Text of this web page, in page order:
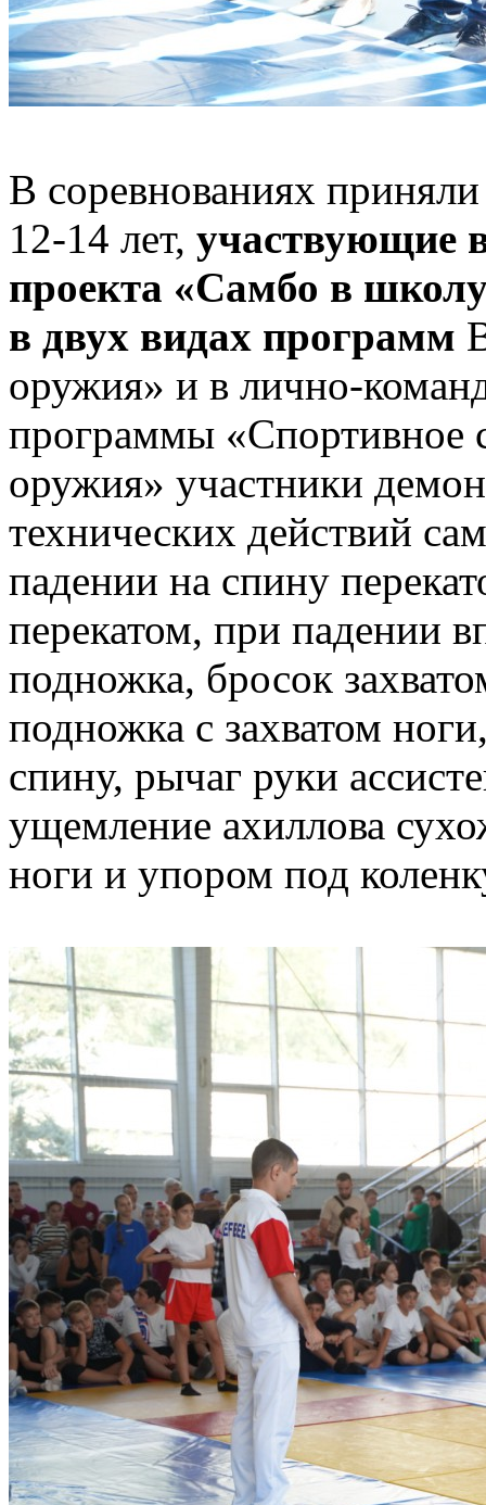
В соревнованиях
12-14 лет, участвующие
проекта «Самбо в
в двух видах программ
оружия» и в лично-
программы «Спортивное
оружия» участники
технических действий
падении на спину
перекатом, при падении
подножка, бросок
подножка с захватом
спину, рычаг руки
ущемление ахиллова
ноги и упором под